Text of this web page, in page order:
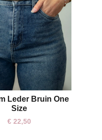
One size
Leder Bruin One
Size
€ 22,50